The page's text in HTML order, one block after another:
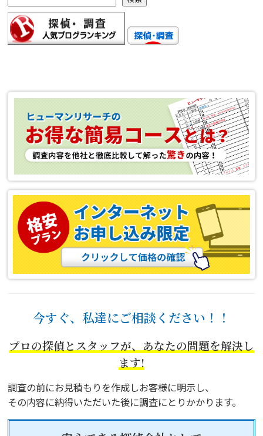
今すぐ、私達にご相談ください！！
プロの探偵とスタッフが、あなたの問題を解決し
ます!
調査の前にお見積もりを作成しお客様に明示し、
その内容に納得いただいた後に調査にとりかかります。